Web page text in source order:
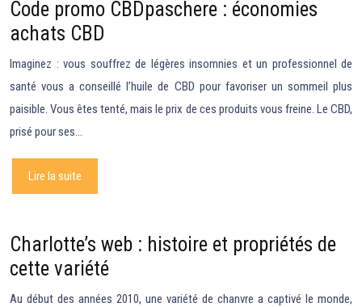
Code promo CBDpaschere : économies
achats CBD
Imaginez : vous souffrez de légères insomnies et un professionnel de
santé vous a conseillé l’huile de CBD pour favoriser un sommeil plus
paisible. Vous êtes tenté, mais le prix de ces produits vous freine. Le CBD,
prisé pour ses…
Lire la suite
Charlotte’s web : histoire et propriétés de
cette variété
Au début des années 2010, une variété de chanvre a captivé le monde,